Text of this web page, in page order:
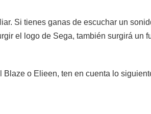
Si tienes ganas de escuchar un
el logo de Sega, también surgirá un
o Elieen, ten en cuenta lo